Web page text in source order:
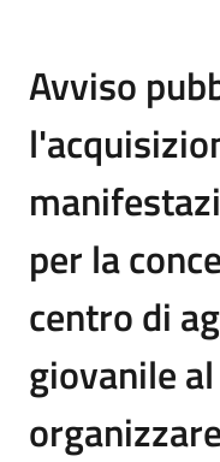
Avviso
per la
centro di
giovanile